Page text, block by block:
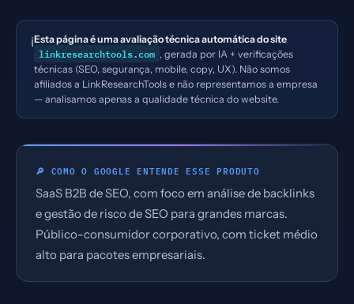
ℹ️Esta página é uma avaliação técnica automática do site
linkresearchtools.com , gerada por IA + verificações
técnicas (SEO, segurança, mobile, copy, UX). Não somos
afiliados a LinkResearchTools e não representamos a empresa
— analisamos apenas a qualidade técnica do website.
🔎 COMO O GOOGLE ENTENDE ESSE PRODUTO
SaaS B2B de SEO, com foco em análise de backlinks
e gestão de risco de SEO para grandes marcas.
Público-consumidor corporativo, com ticket médio
alto para pacotes empresariais.